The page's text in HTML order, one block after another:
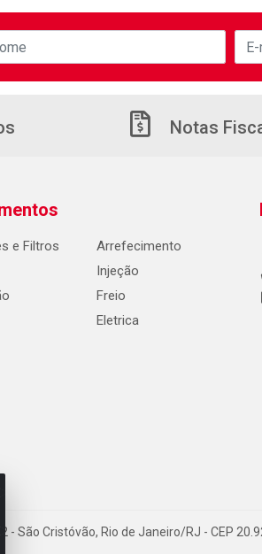
Notas
e Filtros
Arrefecimento
Injeção
Freio
Eletrica
- São Cristóvão, Rio de Janeiro/RJ - CEP